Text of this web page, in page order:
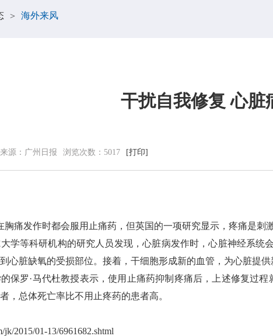
中心简介
领导信息
联系我们
理论学习
> 海外来风
干扰自我修复 心脏
来源： 广州日报 浏览次数： 5017 [打印]
痛发作时都会服用止痛药，但英国的一项研究显示，疼痛是刺
等科研机构的研究人员发现，心脏病发作时，心脏神经系统
心脏缺氧的受损部位。接着，干细胞形成新的血管，为心脏提供
罗·马代杜教授表示，使用止痛药抑制疼痛后，上述修复过程
，总体死亡率比不用止疼药的患者高。
jk/2015/01-13/6961682.shtml